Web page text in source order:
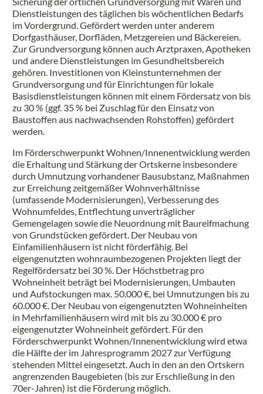
Dienstleistungen des täglichen bis wöchentlichen Bedarfs
im Vordergrund. Gefördert werden unter anderem
Dorfgasthäuser, Dorfläden, Metzgereien und Bäckereien.
Zur Grundversorgung können auch Arztpraxen, Apotheken
und andere Dienstleistungen im Gesundheitsbereich
gehören. Investitionen von Kleinstunternehmen der
Grundversorgung und für Einrichtungen für lokale
Basisdienstleistungen können mit einem Fördersatz von bis
zu 30 % (ggf. 35 % bei Zuschlag für den Einsatz von
Baustoffen aus nachwachsenden Rohstoffen) gefördert
werden.
Im Förderschwerpunkt Wohnen/Innenentwicklung werden
die Erhaltung und Stärkung der Ortskerne insbesondere
durch Umnutzung vorhandener Bausubstanz, Maßnahmen
zur Erreichung zeitgemäßer Wohnverhältnisse
(umfassende Modernisierungen), Verbesserung des
Wohnumfeldes, Entflechtung unverträglicher
Gemengelagen sowie die Neuordnung mit Baureifmachung
von Grundstücken gefördert. Der Neubau von
Einfamilienhäusern ist nicht förderfähig. Bei
eigengenutzten wohnraumbezogenen Projekten liegt der
Regelfördersatz bei 30 %. Der Höchstbetrag pro
Wohneinheit beträgt bei Modernisierungen, Umbauten
und Aufstockungen max. 50.000 €, bei Umnutzungen bis zu
60.000 €. Der Neubau von eigengenutzten Wohneinheiten
in Mehrfamilienhäusern wird mit bis zu 30.000 € pro
eigengenutzter Wohneinheit gefördert. Für den
Förderschwerpunkt Wohnen/Innenentwicklung wird etwa
die Hälfte der im Jahresprogramm 2027 zur Verfügung
stehenden Mittel eingesetzt. Auch in den an den Ortskern
angrenzenden Baugebieten (bis zur Erschließung in den
70er-Jahren) ist die Förderung möglich.